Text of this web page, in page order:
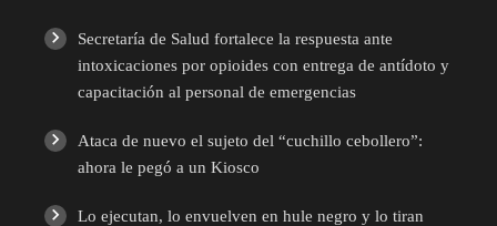
Secretaría de Salud fortalece la respuesta ante
intoxicaciones por opioides con entrega de antídoto y
capacitación al personal de emergencias
Ataca de nuevo el sujeto del “cuchillo cebollero”:
ahora le pegó a un Kiosco
Lo ejecutan, lo envuelven en hule negro y lo tiran